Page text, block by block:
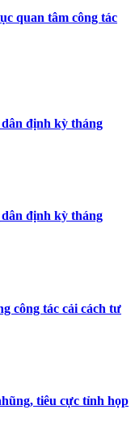
quan tâm công tác
định kỳ tháng
định kỳ tháng
công tác cải cách tư
tiêu cực tỉnh họp